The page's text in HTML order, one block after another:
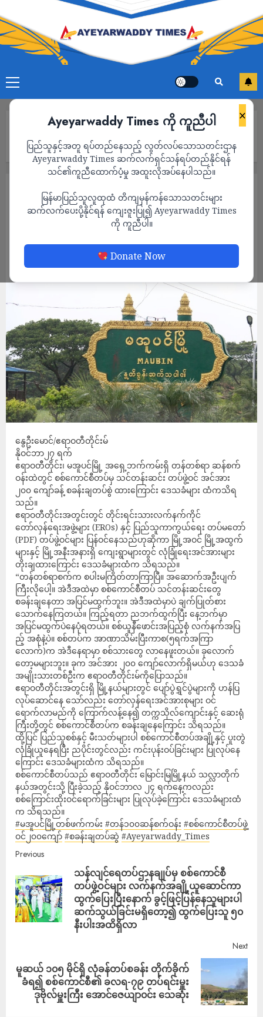
×
Ayeyarwaddy Times ကို ကူညီပါ
ပြည်သူနှင့်အတူ ရပ်တည်နေသည့် လွတ်လပ်သောသတင်းဌာန
Ayeyarwaddy Times ဆက်လက်ရှင်သန်ရပ်တည်နိုင်ရန်
သင်၏ကူညီထောက်ပံ့မှု အထူးလိုအပ်နေပါသည်။
မြန်မာပြည်သူလူထုထံ တိကျမှန်ကန်သောသတင်းများ
ဆက်လက်ပေးပို့နိုင်ရန် ကျေးဇူးပြု၍ Ayeyarwaddy Times
ကို ကူညီပါ။
Donate Now
တပ်ဖွဲ့ဝင် ၂၀၀ ကျော် စခန်းချတပ်ဆွဲ
မအူပင်မြို့ တဖက်ကမ်း တန် ၁၀၀ ဆန်စက်ဝန်း
အတွင်း စစ်ကောင်စီတပ်ဖွဲ့ဝင် ၂၀၀ ကျော်
စခန်းချတပ်ဆွဲ
ADMIN NOVEMBER 27, 2023
နွေဦးမောင်/ဧရာဝတီတိုင်းမ်
နိုဝင်ဘာ၂၇ ရက်
ဧရာဝတီတိုင်း၊ မအူပင်မြို့ အရှေ့ဘက်ကမ်းရှိ တန်တစ်ရာ ဆန်စက်
ဝန်းထဲတွင် စစ်ကောင်စီတပ်မှ သင်တန်းဆင်း တပ်ဖွဲ့ဝင် အင်အား
၂၀၀ ကျော်ခန့် စခန်းချတပ်စွဲ ထားကြောင်း ဒေသခံများ ထံကသိရ
သည်။
ဧရာဝတီတိုင်းအတွင်းတွင် တိုင်းရင်းသားလက်နက်ကိုင်
တော်လှန်ရေးအဖွဲ့များ (EROs) နှင့် ပြည်သူကာကွယ်ရေး တပ်မတော်
(PDF) တပ်ဖွဲ့ဝင်များ ပြန်ဝင်နေသည်ဟုဆိုကာ မြို့အဝင် မြို့အထွက်
များနှင့် မြို့အနီးအနားရှိ ကျေးရွာများတွင် လုံခြုံရေးအင်အားများ
တိုးချထားကြောင်း ဒေသခံများထံက သိရသည်။
“တန်တစ်ရာစက်က စပါးမကြိတ်တာကြာပြီ။ အဆောက်အဦးပျက်
ကြီးလိုပေါ့။ အဲဒီအထဲမှာ စစ်ကောင်စီတပ် သင်တန်းဆင်းတွေ
စခန်းချနေတာ အပြင်မထွက်ဘူး။ အဲဒီအထဲမှာပဲ ချက်ပြုတ်စား
သောက်နေကြတယ်။ ကြည့်ရတာ ညဘက်ထွက်ပြီး နေ့ဘက်မှာ
အပြင်မထွက်ပဲနေပုံရတယ်။ စစ်ယူနီဖောင်းအပြည့်စုံ လက်နက်အပြ
ည့် အစုံနဲ့ပဲ။ စစ်တပ်က အာဏာသိမ်းပြီးကာစ(၅ရက်အကြာ
လောက်)က အဲဒီနေရာမှာ စစ်သားတွေ လာနေဖူးတယ်။ ခုလောက်
တော့မများဘူး။ ခုက အင်အား ၂၀၀ ကျော်လောက်ရှိမယ်ဟု ဒေသခံ
အမျိုးသားတစ်ဦးက ဧရာဝတီတိုင်းမ်ကိုပြောသည်။
ဧရာဝတီတိုင်းအတွင်းရှိ မြို့နယ်များတွင် ပျော်ပွဲရွှင်ပွဲများကို ဟန်ပြ
လုပ်ဆောင်နေ သော်လည်း တော်လှန်ရေးအင်အားစုများ ဝင်
ရောက်လာမည်ကို ကြောက်လန့်နေ၍ တက္ကသိုလ်ကျောင်းနှင့် ဆေးရုံ
ကြီးတို့တွင် စစ်ကောင်စီတပ်က စခန်းချနေကြောင်း သိရသည်။
ထို့ပြင် ပြည်သူစစ်နှင့် မီးသတ်များပါ စစ်ကောင်စီတပ်အချို့နှင့် ပူးတွဲ
လုံခြုံယူနေရပြီး ညပိုင်းတွင်လည်း ကင်းပုန်းဝပ်ခြင်းများ ပြုလုပ်နေ
ကြောင်း ဒေသခံများထံက သိရသည်။
စစ်ကောင်စီတပ်သည် ဧရာဝတီတိုင်း မြောင်းမြမြို့နယ် သလ္လာတိုက်
နယ်အတွင်းသို့ ပြီးခဲ့သည့် နိုဝင်ဘာလ ၂၄ ရက်နေ့ကလည်း
စစ်ကြောင်းထိုးဝင်ရောက်ခြင်းများ ပြုလုပ်ခဲ့ကြောင်း ဒေသခံများထံ
က သိရသည်။
#မအူပင်မြို့တစ်ဖက်ကမ်း #တန်၁၀၀ဆန်စက်ဝန်း #စစ်ကောင်စီတပ်ဖွဲ့
ဝင်၂၀၀ကျော် #စခန်းချတပ်ဆွဲ #Ayeyarwaddy_Times
Previous
သန်လျင်ရေတပ်ဌာနချုပ်မှ စစ်ကောင်စီ
တပ်ဖွဲ့ဝင်များ လက်နက်အချို့ယူဆောင်ကာ
ထွက်ပြေးပြီးနောက် ခွင့်ဖြင့်ပြန်နေသူများပါ
ဆက်သွယ်ခြင်းမရှိတော့၍ ထွက်ပြေးသူ ၅၀
နီးပါးအထိရှိလာ
Next
မူဆယ် ၁၀၅ မိုင်ရှိ လုံခန်တပ်စခန်း တိုက်ခိုက်
ခံရ၍ စစ်ကောင်စီ၏ ခလရ-၇၉ တပ်ရင်းမှူး
ဒုဗိုလ်မှူးကြီး အောင်ဇေယျာ၀င်း သေဆုံး